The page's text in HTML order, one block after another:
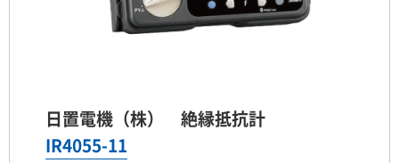
日置電機（株） 絶縁抵抗計
IR4055-11